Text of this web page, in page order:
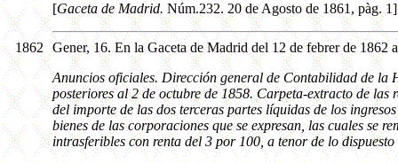
[Gaceta de Madrid. Núm.232. 20 de Agosto de 1861, pàg.
1862
Gener, 16. En la Gaceta de Madrid del 12 de febrer de 1862
Anuncios oficiales. Dirección general de Contabilidad de la
posteriores al 2 de octubre de 1858. Carpeta-extracto de
del importe de las dos terceras partes líquidas de los
bienes de las corporaciones que se expresan, las cuales se
intrasferibles con renta del 3 por 100, a tenor de lo